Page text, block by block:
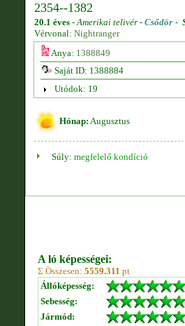
2354--1382
20.1 éves -Amerikai telivér - Csődör -
Vérvonal: Nightranger
Anya: 1388849
Saját ID: 1388884
Utódok: 19
Hónap: Augusztus
Súly: megfelelő kondíció
A ló képességei:
Σ Összesen: 5559.311 pt
Állóképesség:
Sebesség:
Jármód: